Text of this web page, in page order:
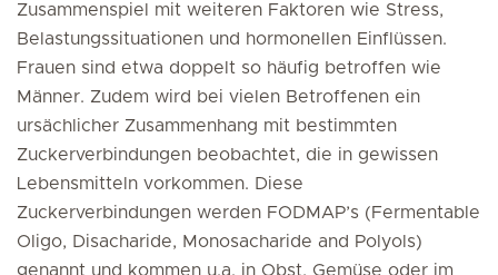
Zusammenspiel mit weiteren Faktoren wie Stress,
Belastungssituationen und hormonellen Einflüssen.
Frauen sind etwa doppelt so häufig betroffen wie
Männer. Zudem wird bei vielen Betroffenen ein
ursächlicher Zusammenhang mit bestimmten
Zuckerverbindungen beobachtet, die in gewissen
Lebensmitteln vorkommen. Diese
Zuckerverbindungen werden FODMAP’s (Fermentable
Oligo, Disacharide, Monosacharide and Polyols)
genannt und kommen u.a. in Obst, Gemüse oder im